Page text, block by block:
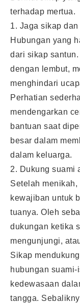
terhadap mertua.
1. Jaga sikap dan
Hubungan yang
dari sikap
dengan lembut,
menghindari
Perhatian
mendengarkan
bantuan saat
besar dalam
dalam keluarga.
2. Dukung suami
Setelah
kewajiban untuk
tuanya. Oleh
dukungan ketika
mengunjungi,
Sikap
hubungan
kedewasaan
tangga.